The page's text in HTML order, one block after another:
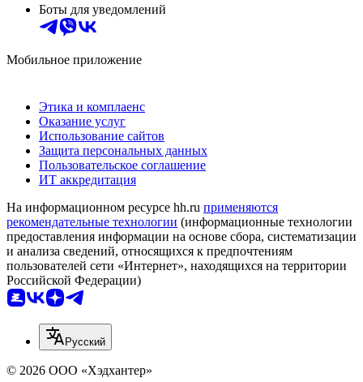
Боты для уведомлений
Мобильное приложение
Этика и комплаенс
Оказание услуг
Использование сайтов
Защита персональных данных
Пользовательское соглашение
ИТ аккредитация
На информационном ресурсе hh.ru применяются
рекомендательные технологии (информационные технологии
предоставления информации на основе сбора, систематизации
и анализа сведений, относящихся к предпочтениям
пользователей сети «Интернет», находящихся на территории
Российской Федерации)
Русский
© 2026 ООО «Хэдхантер»